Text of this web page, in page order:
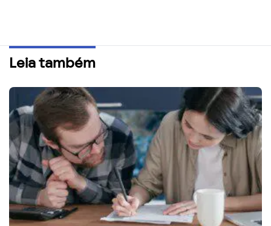
Leia também